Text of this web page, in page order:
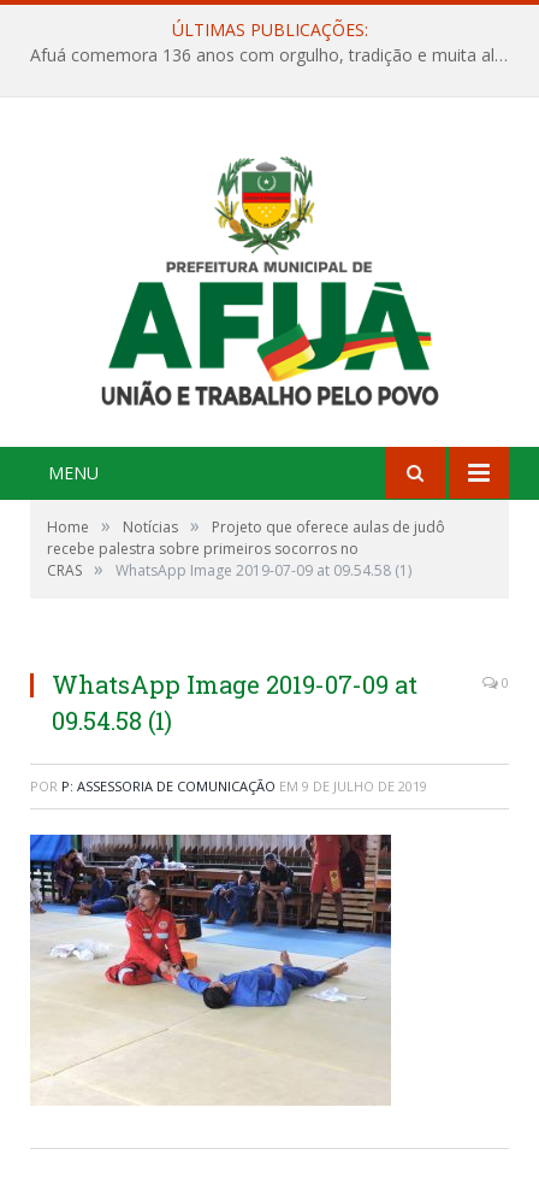
ÚLTIMAS PUBLICAÇÕES:
Afuá comemora 136 anos com orgulho, tradição e muita alegria na Quadra Dr. Nelson Salomão
MENU
Home » Notícias »
Projeto que oferece aulas de judô
recebe palestra sobre primeiros socorros no
CRAS » WhatsApp Image 2019-07-09 at 09.54.58 (1)
WhatsApp Image 2019-07-09 at
09.54.58 (1)
0
POR P: ASSESSORIA DE COMUNICAÇÃO EM 9 DE JULHO DE 2019